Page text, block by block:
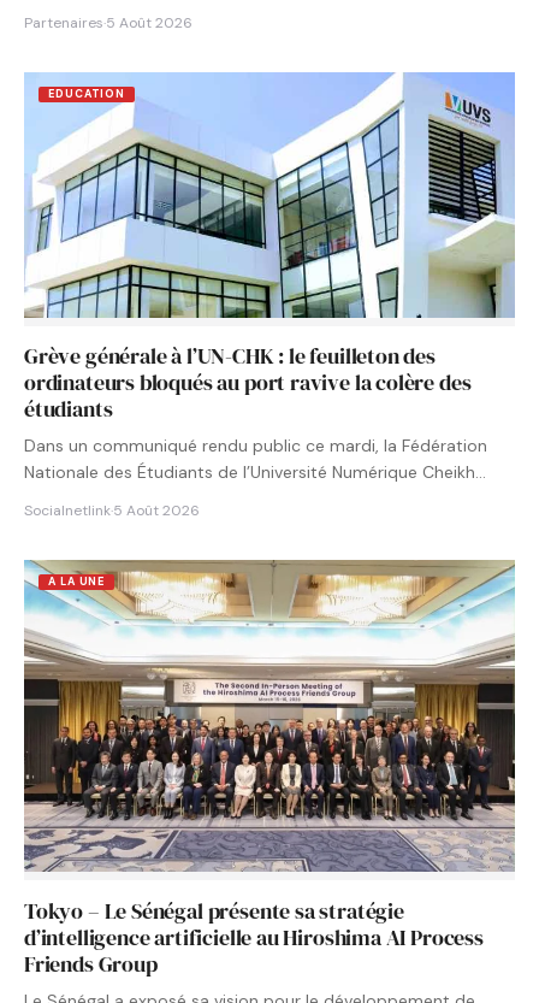
Partenaires·5 Août 2026
EDUCATION
Grève générale à l’UN-CHK : le feuilleton des
ordinateurs bloqués au port ravive la colère des
étudiants
Dans un communiqué rendu public ce mardi, la Fédération
Nationale des Étudiants de l’Université Numérique Cheikh
Socialnetlink·5 Août 2026
A LA UNE
Tokyo – Le Sénégal présente sa stratégie
d’intelligence artificielle au Hiroshima AI Process
Friends Group